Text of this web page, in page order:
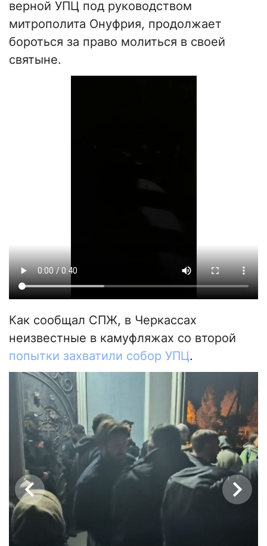
верной УПЦ под руководством
митрополита Онуфрия, продолжает
бороться за право молиться в своей
святыне.
Как сообщал СПЖ, в Черкассах
неизвестные в камуфляжах со второй
попытки захватили собор УПЦ.